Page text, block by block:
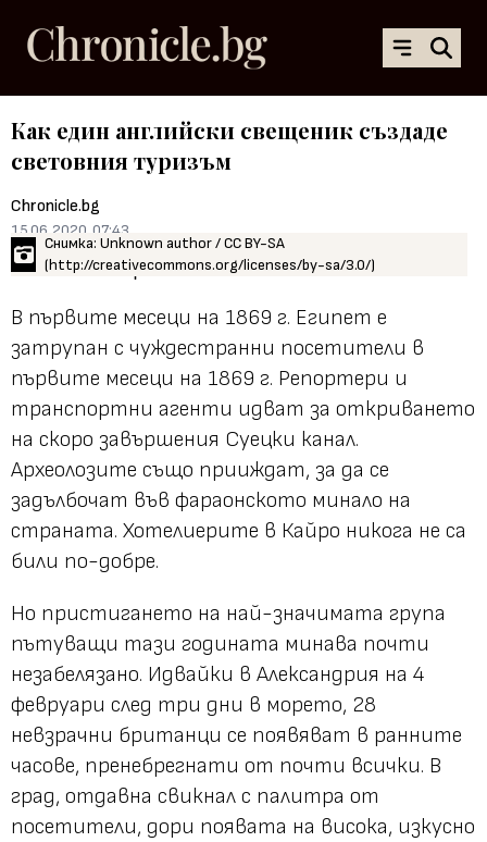
Как един английски свещеник създаде
световния туризъм
Chronicle.bg
15.06.2020, 07:43
Снимка: Unknown author / CC BY-SA
(http://creativecommons.org/licenses/by-sa/3.0/)
В първите месеци на 1869 г. Египет е
затрупан с чуждестранни посетители в
първите месеци на 1869 г. Репортери и
транспортни агенти идват за откриването
на скоро завършения Суецки канал.
Археолозите също прииждат, за да се
задълбочат във фараонското минало на
страната. Хотелиерите в Кайро никога не са
били по-добре.
Но пристигането на най-значимата група
пътуващи тази годината минава почти
незабелязано. Идвайки в Александрия на 4
февруари след три дни в морето, 28
невзрачни британци се появяват в ранните
часове, пренебрегнати от почти всички. В
град, отдавна свикнал с палитра от
посетители, дори появата на висока, изкусно